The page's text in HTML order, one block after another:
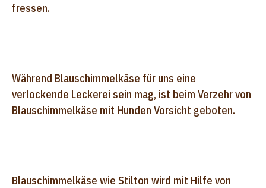
fressen.
Während Blauschimmelkäse für uns eine
verlockende Leckerei sein mag, ist beim Verzehr von
Blauschimmelkäse mit Hunden Vorsicht geboten.
Blauschimmelkäse wie Stilton wird mit Hilfe von